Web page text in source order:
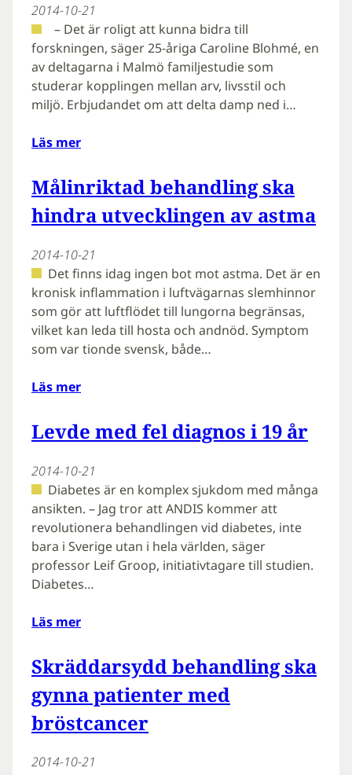
2014-10-21
– Det är roligt att kunna bidra till
forskningen, säger 25-åriga Caroline Blohmé, en
av deltagarna i Malmö familjestudie som
studerar kopplingen mellan arv, livsstil och
miljö. Erbjudandet om att delta damp ned i…
Läs mer
Målinriktad behandling ska
hindra utvecklingen av astma
2014-10-21
Det finns idag ingen bot mot astma. Det är en
kronisk inflammation i luftvägarnas slemhinnor
som gör att luftflödet till lungorna begränsas,
vilket kan leda till hosta och andnöd. Symptom
som var tionde svensk, både…
Läs mer
Levde med fel diagnos i 19 år
2014-10-21
Diabetes är en komplex sjukdom med många
ansikten. – Jag tror att ANDIS kommer att
revolutionera behandlingen vid diabetes, inte
bara i Sverige utan i hela världen, säger
professor Leif Groop, initiativtagare till studien.
Diabetes…
Läs mer
Skräddarsydd behandling ska
gynna patienter med
bröstcancer
2014-10-21